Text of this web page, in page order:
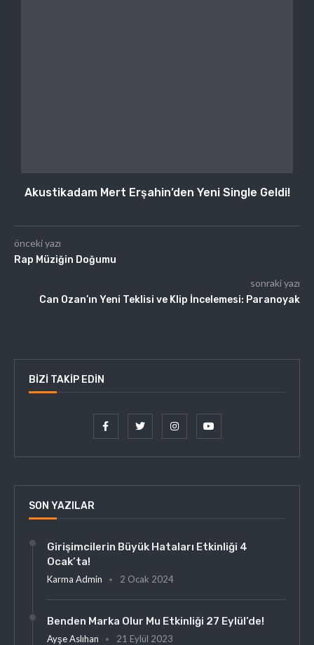
Akustikadam Mert Erşahin’den Yeni Single Geldi!
önceki yazı
Rap Müziğin Doğumu
sonraki yazı
Can Ozan’ın Yeni Teklisi ve Klip İncelemesi: Paranoyak
BIZI TAKIP EDIN
SON YAZILAR
Girişimcilerin Büyük Hataları Etkinliği 4
Ocak’ta!
Karma Admin 2 Ocak 2024
Benden Marka Olur Mu Etkinliği 27 Eylül’de!
Ayşe Aslıhan 21 Eylül 2023